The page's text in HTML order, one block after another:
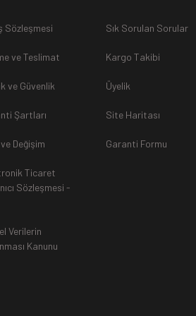
tarafımıza ulaştırılması
siparişiniz Havale ile
ürün bedeli iade edilmektedir.
Sözleşmesi
ve Teslimat
ve Güvenlik
Şartları
Değişim
Ticaret
Sözleşmesi -
Verilerin
Kanunu
Sık Sorulan Sorular
Kargo Takibi
Üyelik
Site Haritası
Garanti Formu